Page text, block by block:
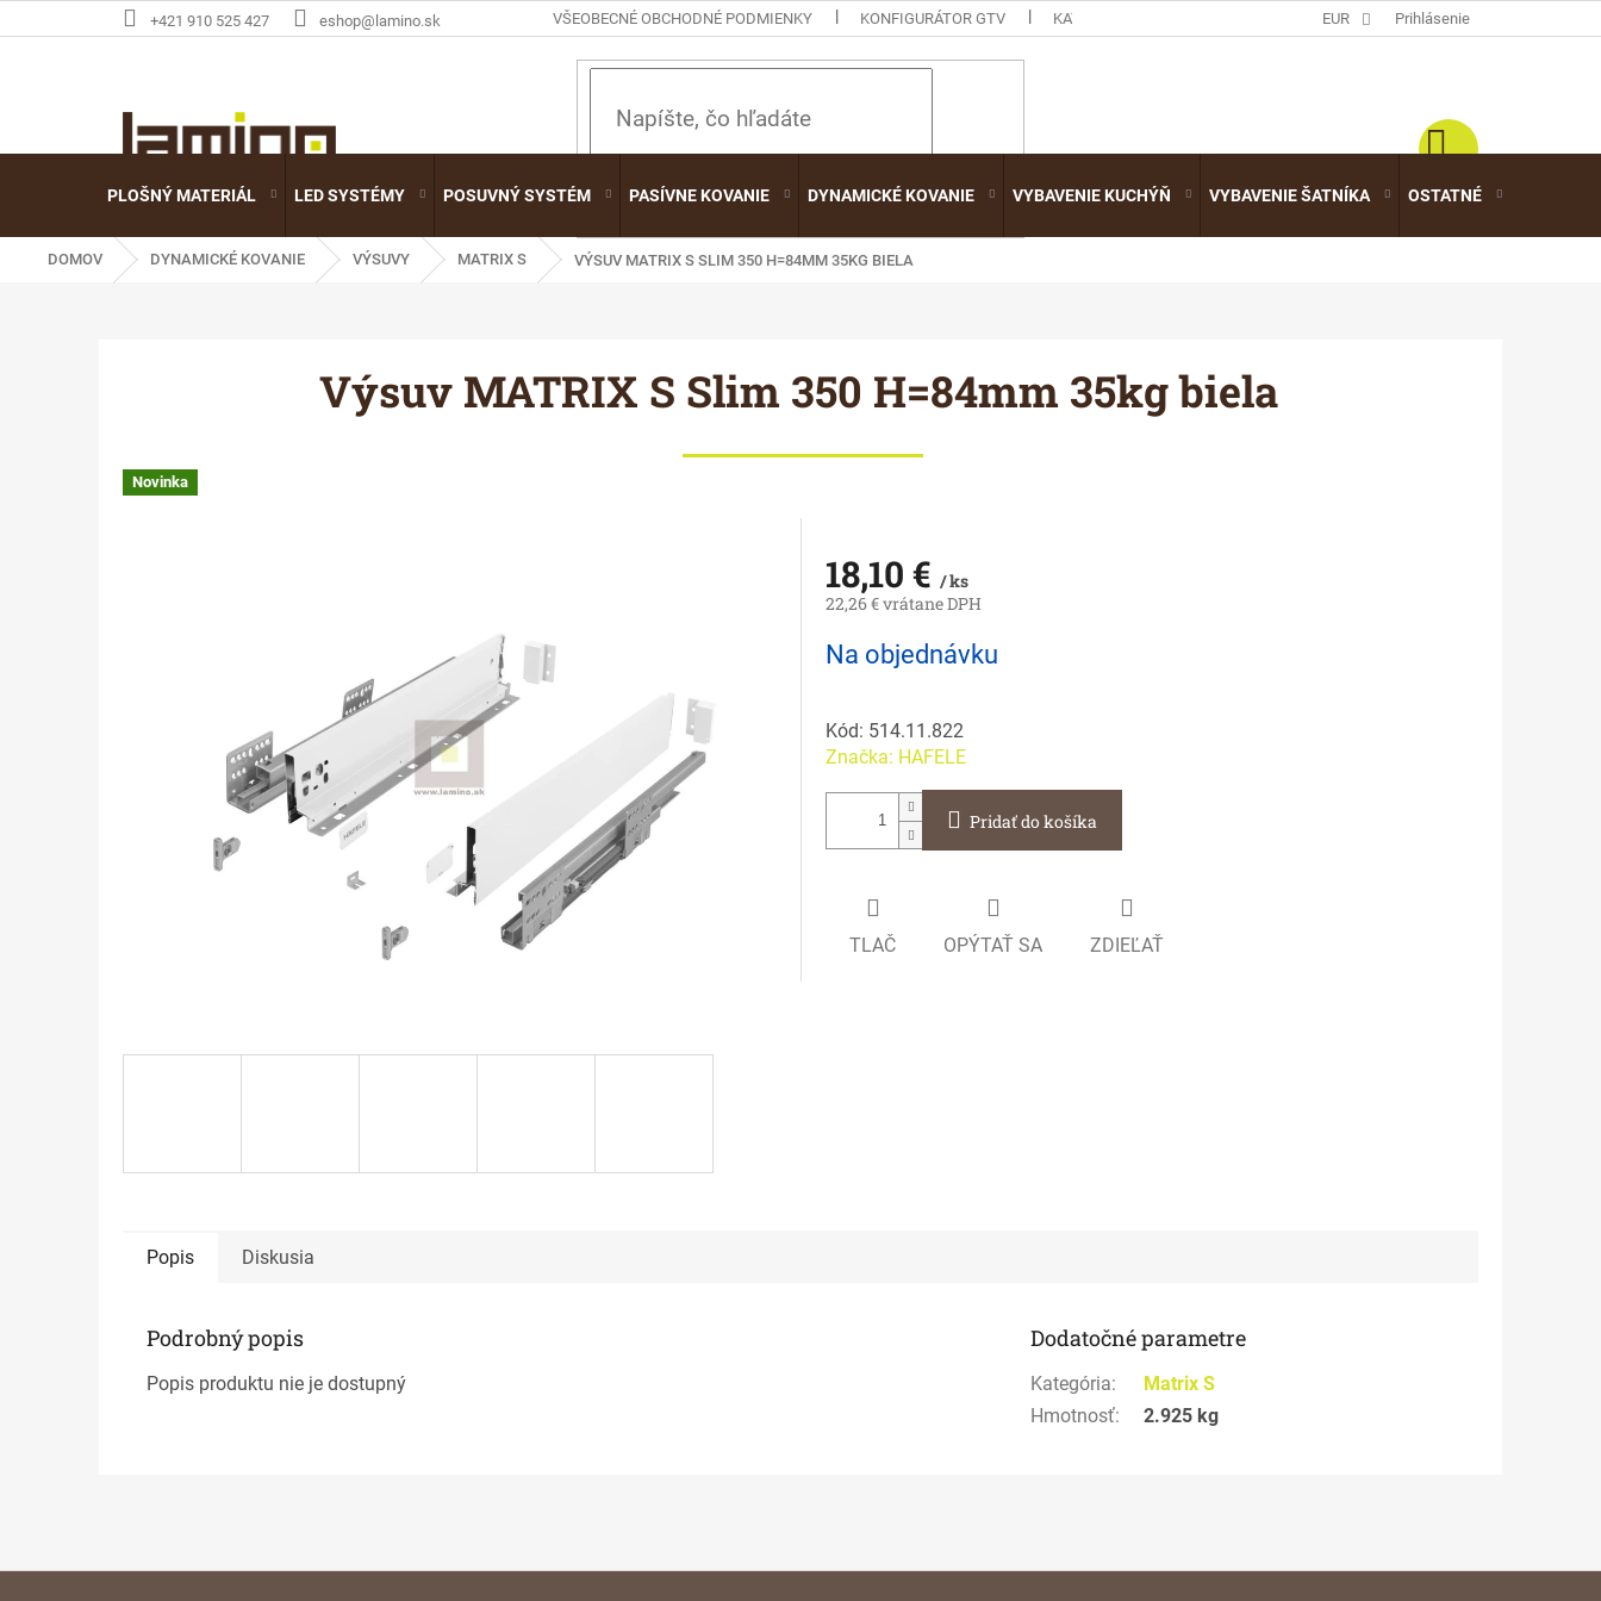
na
+421 910 525 427 eshop@lamino.sk VŠEOBECNÉ OBCHODNÉ PODMIENKY KONFIGURÁTOR GTV KATALÓGY EUR Prihlásenie
HĽADAŤ
PLOŠNÝ MATERIÁL LED SYSTÉMY POSUVNÝ SYSTÉM PASÍVNE KOVANIE DYNAMICKÉ KOVANIE VYBAVENIE KUCHÝŇ VYBAVENIE ŠATNÍKA OSTATNÉ
DOMOV DYNAMICKÉ KOVANIE VÝSUVY MATRIX S VÝSUV MATRIX S SLIM 350 H=84MM 35KG BIELA
Výsuv MATRIX S Slim 350 H=84mm 35kg biela
Novinka
18,10 € / ks
22,26 € vrátane DPH
Jednotková
cena:
Na objednávku
Kód: 514.11.822
Značka: HAFELE
Pridať do košíka
TLAČ OPÝTAŤ SA ZDIEĽAŤ
Popis Diskusia
Podrobný popis
Popis produktu nie je dostupný
Dodatočné parametre
Kategória:
Matrix S
Hmotnosť: 2.925 kg